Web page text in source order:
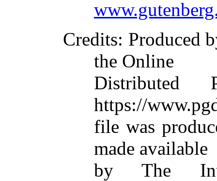
Credits: Produced
the Online
Distributed
https://
file was
made available
by The